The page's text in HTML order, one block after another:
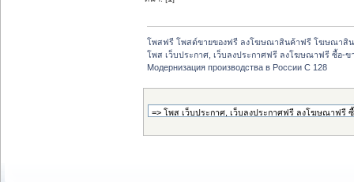
โพสฟรี โพสต์ขายของฟรี ลงโฆษณาสินค้าฟรี โฆษณาสิ
โพส เว็บประกาศ, เว็บลงประกาศฟรี ลงโฆษณาฟรี ซื้อ-ข
Модернизация производства в России С 128